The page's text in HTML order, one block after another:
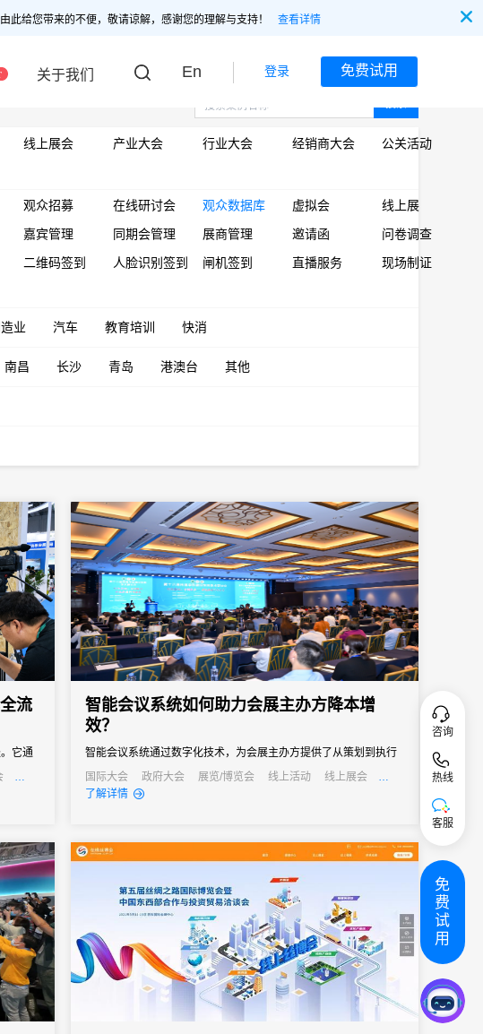
给您带来的不便，敬请谅解，感谢您的理解与支持！ 查看详情
关于我们 En 登录 免费试用
线上展会 产业大会 行业大会 经销商大会
公关活动
观众招募 在线研讨会 观众数据库 虚拟会
线上展
嘉宾管理 同期会管理 展商管理 邀请函
问卷调查
二维码签到 人脸识别签到 闸机签到 直播服务
现场制证
业 汽车 教育培训 快消
南昌 长沙 青岛 港澳台 其他
流
它通
、以
与效
智能会议系统如何助力会展主办方降本增
效？
智能会议系统通过数字化技术，为会展主办方提供了从策划到执行
的全流程解决方案，不仅提高了会议效率，还显著降低了运营成
本。
国际大会 政府大会 展览/博览会 线上活动
线上展会
产业大会
公关活动
了解详情
咨询
热线
客服
免
费
试
用